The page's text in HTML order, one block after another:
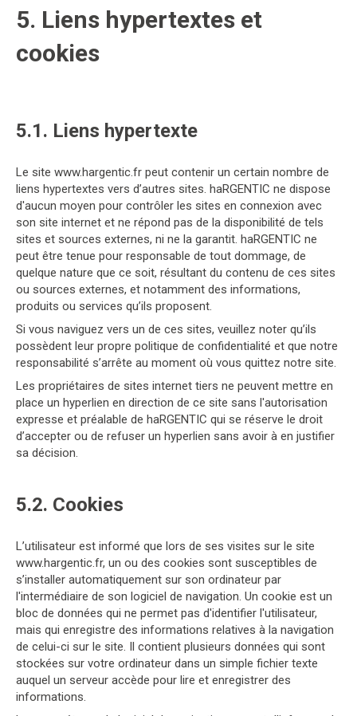
5. Liens hypertextes et
cookies
5.1. Liens hypertexte
Le site www.hargentic.fr peut contenir un certain nombre de
liens hypertextes vers d’autres sites. haRGENTIC ne dispose
d'aucun moyen pour contrôler les sites en connexion avec
son site internet et ne répond pas de la disponibilité de tels
sites et sources externes, ni ne la garantit. haRGENTIC ne
peut être tenue pour responsable de tout dommage, de
quelque nature que ce soit, résultant du contenu de ces sites
ou sources externes, et notamment des informations,
produits ou services qu’ils proposent.
Si vous naviguez vers un de ces sites, veuillez noter qu’ils
possèdent leur propre politique de confidentialité et que notre
responsabilité s’arrête au moment où vous quittez notre site.
Les propriétaires de sites internet tiers ne peuvent mettre en
place un hyperlien en direction de ce site sans l'autorisation
expresse et préalable de haRGENTIC qui se réserve le droit
d’accepter ou de refuser un hyperlien sans avoir à en justifier
sa décision.
5.2. Cookies
L’utilisateur est informé que lors de ses visites sur le site
www.hargentic.fr, un ou des cookies sont susceptibles de
s’installer automatiquement sur son ordinateur par
l'intermédiaire de son logiciel de navigation. Un cookie est un
bloc de données qui ne permet pas d'identifier l'utilisateur,
mais qui enregistre des informations relatives à la navigation
de celui-ci sur le site. Il contient plusieurs données qui sont
stockées sur votre ordinateur dans un simple fichier texte
auquel un serveur accède pour lire et enregistrer des
informations.